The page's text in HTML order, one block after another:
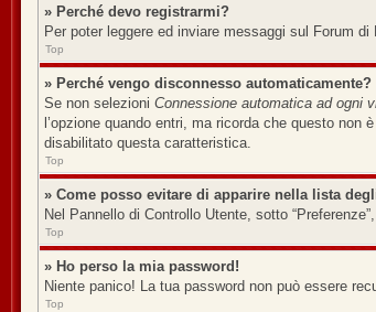
» Perché devo registrarmi?
Per poter leggere ed inviare messaggi sul Forum
Top
» Perché vengo disconnesso automaticamente?
Se non selezioni Connessione automatica ad ogni
l’opzione quando entri, ma ricorda che questo
disabilitato questa caratteristica.
Top
» Come posso evitare di apparire nella lista
Nel Pannello di Controllo Utente, sotto
Top
» Ho perso la mia password!
Niente panico! La tua password non può essere
Top